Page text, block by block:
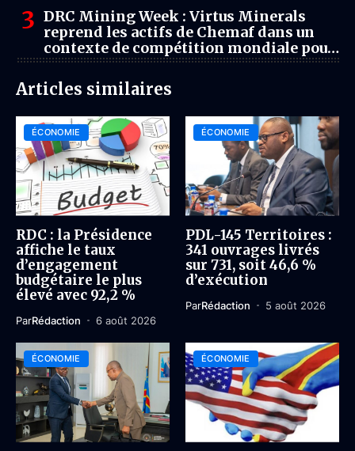
DRC Mining Week : Virtus Minerals
reprend les actifs de Chemaf dans un
contexte de compétition mondiale pour
les minerais critiques
Articles similaires
ÉCONOMIE
RDC : la Présidence
affiche le taux
d’engagement
budgétaire le plus
élevé avec 92,2 %
ParRédaction 6 août 2026
ÉCONOMIE
PDL-145 Territoires :
341 ouvrages livrés
sur 731, soit 46,6 %
d’exécution
ParRédaction 5 août 2026
ÉCONOMIE ÉCONOMIE